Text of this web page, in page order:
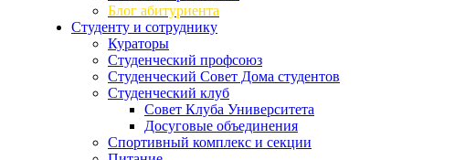
Блог абитуриента
Студенту и сотруднику
Кураторы
Студенческий профсоюз
Студенческий Совет Дома студентов
Студенческий клуб
Совет Клуба Университета
Досуговые объединения
Спортивный комплекс и секции